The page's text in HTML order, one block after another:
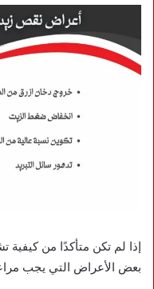
إذا لم تكن متأكدًا من
بعض الأعراض التي يجب